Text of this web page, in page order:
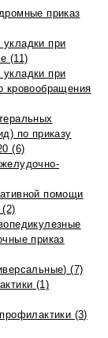
приказ
при
(11)
при
кровообращения
по приказу
(6)
помощи
приказ
(7)
(1)
(3)